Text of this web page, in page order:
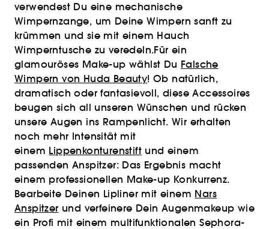
verwendest Du eine mechanische
Wimpernzange, um Deine Wimpern sanft zu
krümmen und sie mit einem Hauch
Wimperntusche zu veredeln.Für ein
glamouröses Make-up wählst Du Falsche
Wimpern von Huda Beauty! Ob natürlich,
dramatisch oder fantasievoll, diese Accessoires
beugen sich all unseren Wünschen und rücken
unsere Augen ins Rampenlicht. Wir erhalten
noch mehr Intensität mit
einem Lippenkonturenstift und einem
passenden Anspitzer: Das Ergebnis macht
einem professionellen Make-up Konkurrenz.
Bearbeite Deinen Lipliner mit einem Nars
Anspitzer und verfeinere Dein Augenmakeup wie
ein Profi mit einem multifunktionalen Sephora-